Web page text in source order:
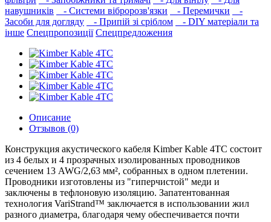
навушників‎
- Системи вібророзв'язки - Перемички
-
Засоби для догляду
- Припій зі сріблом
- DIY матеріали та
інше Спецпропозиції Спецпредложения
Описание
Отзывов (0)
Конструкция акустического кабеля Kimber Kable 4TC состоит
из 4 белых и 4 прозрачных изолированных проводников
сечением 13 AWG/2,63 мм², собранных в одном плетении.
Проводники изготовлены из "гиперчистой" меди и
заключены в тефлоновую изоляцию. Запатентованная
технология VariStrand™ заключается в использовании жил
разного диаметра, благодаря чему обеспечивается почти